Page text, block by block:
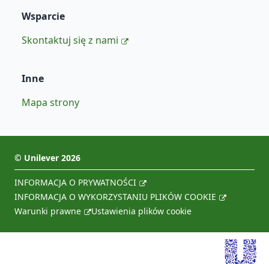
Wsparcie
Skontaktuj się z nami
Inne
Mapa strony
© Unilever 2026
INFORMACJA O PRYWATNOŚCI
INFORMACJA O WYKORZYSTANIU PLIKÓW COOKIE
Warunki prawne
Ustawienia plików cookie